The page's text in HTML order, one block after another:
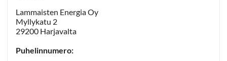
Lammaisten Energia Oy
Myllykatu 2
29200 Harjavalta
Puhelinnumero: